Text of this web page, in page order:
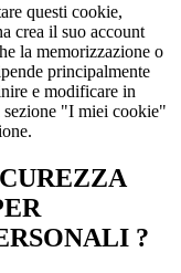
questi cookie,
crea il suo account
la memorizzazione o
principalmente
e modificare in
sezione "I miei cookie"
?